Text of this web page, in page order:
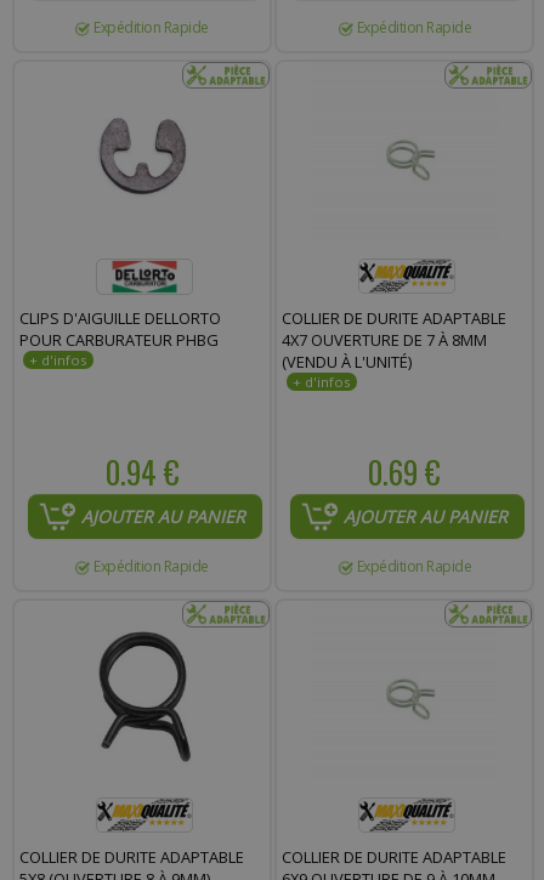
Expédition Rapide Expédition Rapide
CLIPS D'AIGUILLE DELLORTO
POUR CARBURATEUR PHBG
0.94 €
AJOUTER AU PANIER
Expédition Rapide
COLLIER DE DURITE ADAPTABLE
4X7 OUVERTURE DE 7 À 8MM
(VENDU À L'UNITÉ)
0.69 €
AJOUTER AU PANIER
Expédition Rapide
COLLIER DE DURITE ADAPTABLE
COLLIER DE DURITE ADAPTABLE